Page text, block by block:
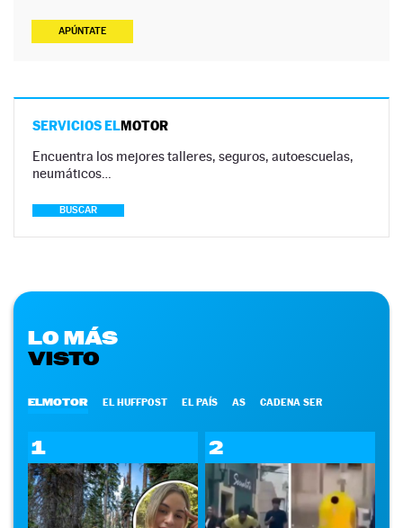
APÚNTATE
SERVICIOS ELMOTOR
Encuentra los mejores talleres, seguros, autoescuelas,
neumáticos…
BUSCAR
LO MÁS
VISTO
ELMOTOR EL HUFFPOST EL PAÍS AS CADENA SER
1 2